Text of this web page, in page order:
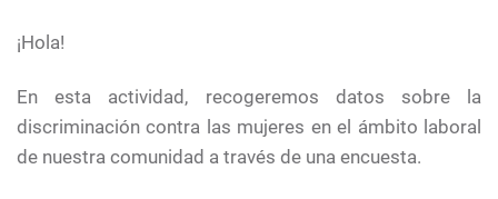
¡Hola!
En esta actividad, recogeremos datos sobre la
discriminación contra las mujeres en el ámbito laboral
de nuestra comunidad a través de una encuesta.